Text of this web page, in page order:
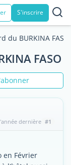
S'inscrire
BURKINA FASO
FASO
dernière #1
en Février